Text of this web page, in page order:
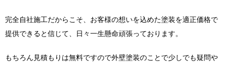
完全自社施工だからこそ、お客様の想いを込めた塗装を適正価格で
提供できると信じて、日々一生懸命頑張っております。
もちろん見積もりは無料ですので外壁塗装のことで少しでも疑問や